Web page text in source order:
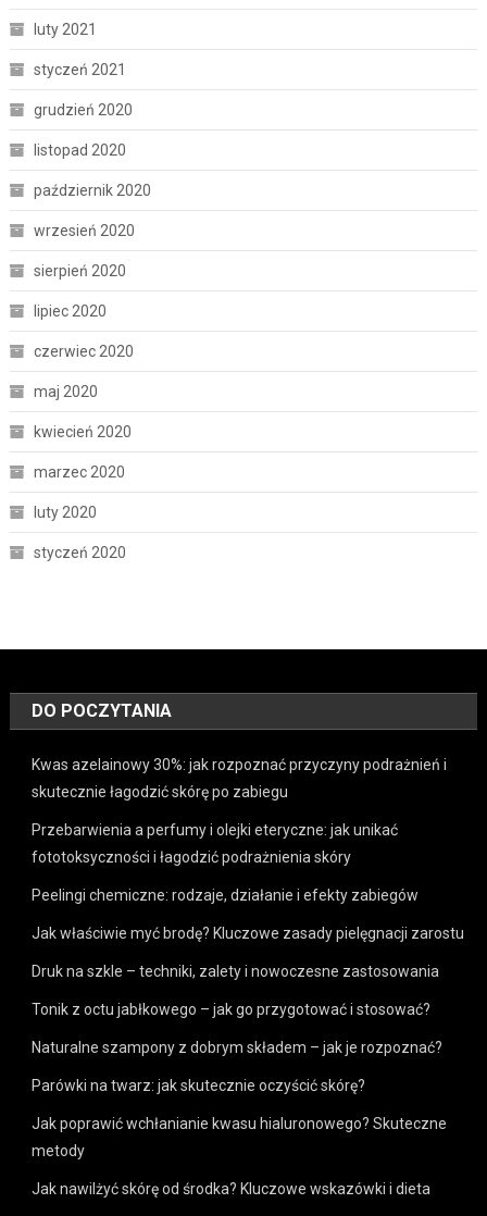
luty 2021
styczeń 2021
grudzień 2020
listopad 2020
październik 2020
wrzesień 2020
sierpień 2020
lipiec 2020
czerwiec 2020
maj 2020
kwiecień 2020
marzec 2020
luty 2020
styczeń 2020
DO POCZYTANIA
Kwas azelainowy 30%: jak rozpoznać przyczyny podrażnień i
skutecznie łagodzić skórę po zabiegu
Przebarwienia a perfumy i olejki eteryczne: jak unikać
fototoksyczności i łagodzić podrażnienia skóry
Peelingi chemiczne: rodzaje, działanie i efekty zabiegów
Jak właściwie myć brodę? Kluczowe zasady pielęgnacji zarostu
Druk na szkle – techniki, zalety i nowoczesne zastosowania
Tonik z octu jabłkowego – jak go przygotować i stosować?
Naturalne szampony z dobrym składem – jak je rozpoznać?
Parówki na twarz: jak skutecznie oczyścić skórę?
Jak poprawić wchłanianie kwasu hialuronowego? Skuteczne
metody
Jak nawilżyć skórę od środka? Kluczowe wskazówki i dieta